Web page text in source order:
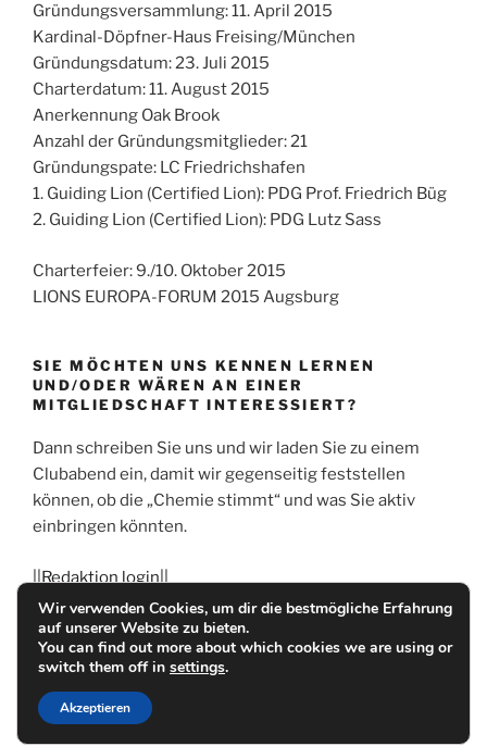
Gründungsversammlung: 11. April 2015
Kardinal-Döpfner-Haus Freising/München
Gründungsdatum: 23. Juli 2015
Charterdatum: 11. August 2015
Anerkennung Oak Brook
Anzahl der Gründungsmitglieder: 21
Gründungspate: LC Friedrichshafen
1. Guiding Lion (Certified Lion): PDG Prof. Friedrich Büg
2. Guiding Lion (Certified Lion): PDG Lutz Sass
Charterfeier: 9./10. Oktober 2015
LIONS EUROPA-FORUM 2015 Augsburg
SIE MÖCHTEN UNS KENNEN LERNEN
UND/ODER WÄREN AN EINER
MITGLIEDSCHAFT INTERESSIERT?
Dann schreiben Sie uns und wir laden Sie zu einem
Clubabend ein, damit wir gegenseitig feststellen
können, ob die „Chemie stimmt“ und was Sie aktiv
einbringen könnten.
||Redaktion login||
LIONS Stolz präsentiert von WordPress
Wir verwenden Cookies, um dir die bestmögliche Erfahrung
auf unserer Website zu bieten.
You can find out more about which cookies we are using or
switch them off in settings.
Akzeptieren